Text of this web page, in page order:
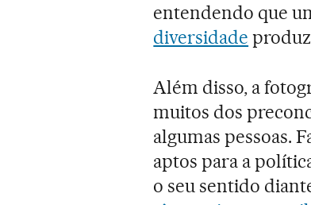
entendendo que
diversidade
Além disso, a
muitos dos
algumas pessoas.
aptos para a
o seu sentido